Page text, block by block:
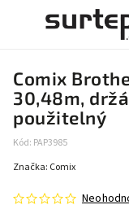
Comix
30,48m,
použitelný
Kód: PAP3985
Značka: Comix